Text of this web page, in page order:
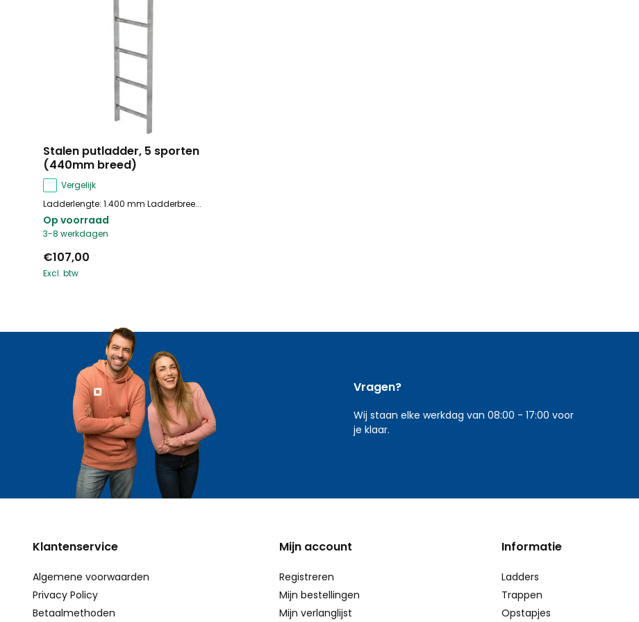
Stalen putladder, 5 sporten
(440mm breed)
Vergelijk
Ladderlengte: 1.400 mm Ladderbree...
Op voorraad
3-8 werkdagen
€107,00
Excl. btw
Vragen?
Wij staan elke werkdag van 08:00 - 17:00 voor
je klaar.
Klantenservice
Algemene voorwaarden
Privacy Policy
Betaalmethoden
Mijn account
Registreren
Mijn bestellingen
Mijn verlanglijst
Informatie
Ladders
Trappen
Opstapjes